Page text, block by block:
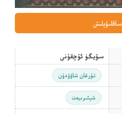
ساقلىۋېلىش
سۆيگۈ ئۇچقۇنى
تۇرغان شاۋۇدۇن
شېئىرىيەت